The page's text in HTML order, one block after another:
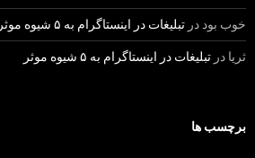
خوب بود در تبلیغات در اینستاگرام به ۵ شیوه موثر
ثریا در تبلیغات در اینستاگرام به ۵ شیوه موثر
برچسب ها